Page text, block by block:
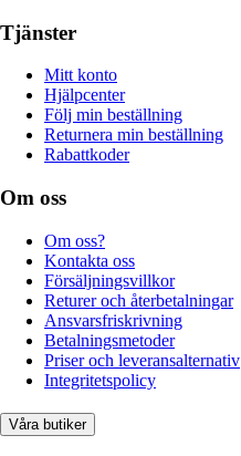
Tjänster
Mitt konto
Hjälpcenter
Följ min beställning
Returnera min beställning
Rabattkoder
Om oss
Om oss?
Kontakta oss
Försäljningsvillkor
Returer och återbetalningar
Ansvarsfriskrivning
Betalningsmetoder
Priser och leveransalternativ
Integritetspolicy
Våra butiker